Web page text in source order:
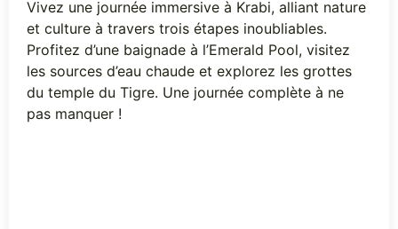
Vivez une journée immersive à Krabi, alliant nature
et culture à travers trois étapes inoubliables.
Profitez d’une baignade à l’Emerald Pool, visitez
les sources d’eau chaude et explorez les grottes
du temple du Tigre. Une journée complète à ne
pas manquer !